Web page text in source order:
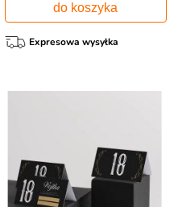
do koszyka
Expresowa wysyłka